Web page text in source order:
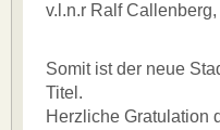
v.l.n.r Ralf
Somit ist der neue
Titel.
Herzliche Gratulation